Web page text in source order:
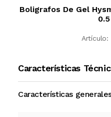
Boligrafos De Gel
Artículo:
Características
Características